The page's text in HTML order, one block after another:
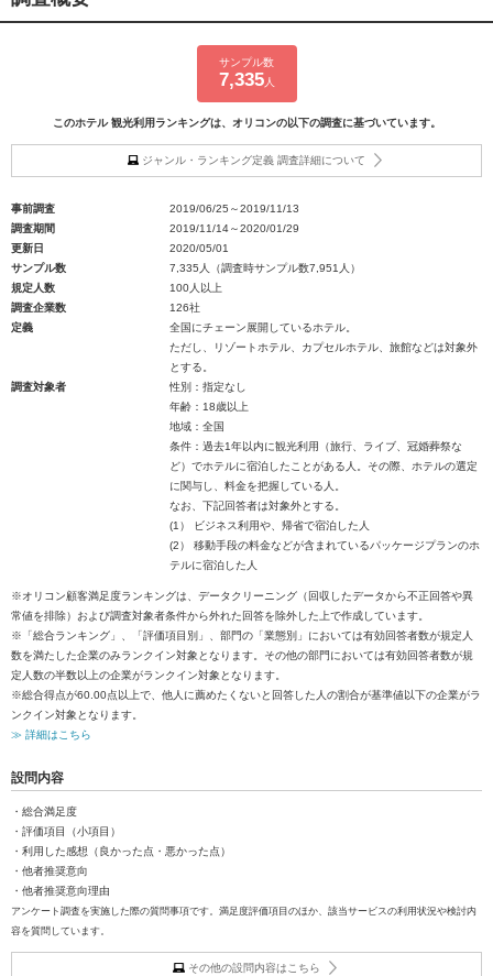
サンプル数
7,335人
このホテル 観光利用ランキングは、オリコンの以下の調査に基づいています。
ジャンル・ランキング定義 調査詳細について
事前調査
2019/06/25～2019/11/13
調査期間
2019/11/14～2020/01/29
更新日
2020/05/01
サンプル数
7,335人（調査時サンプル数7,951人）
規定人数
100人以上
調査企業数
126社
定義
全国にチェーン展開しているホテル。
ただし、リゾートホテル、カプセルホテル、旅館などは対象外
とする。
調査対象者
性別：指定なし
年齢：18歳以上
地域：全国
条件：過去1年以内に観光利用（旅行、ライブ、冠婚葬祭な
ど）でホテルに宿泊したことがある人。その際、ホテルの選定
に関与し、料金を把握している人。
なお、下記回答者は対象外とする。
(1） ビジネス利用や、帰省で宿泊した人
(2） 移動手段の料金などが含まれているパッケージプランのホ
テルに宿泊した人
※オリコン顧客満足度ランキングは、データクリーニング（回収したデータから不正回答や異
常値を排除）および調査対象者条件から外れた回答を除外した上で作成しています。
※「総合ランキング」、「評価項目別」、部門の「業態別」においては有効回答者数が規定人
数を満たした企業のみランクイン対象となります。その他の部門においては有効回答者数が規
定人数の半数以上の企業がランクイン対象となります。
※総合得点が60.00点以上で、他人に薦めたくないと回答した人の割合が基準値以下の企業がラ
ンクイン対象となります。
≫ 詳細はこちら
設問内容
・総合満足度
・評価項目（小項目）
・利用した感想（良かった点・悪かった点）
・他者推奨意向
・他者推奨意向理由
アンケート調査を実施した際の質問事項です。満足度評価項目のほか、該当サービスの利用状況や検討内
容を質問しています。
その他の設問内容はこちら